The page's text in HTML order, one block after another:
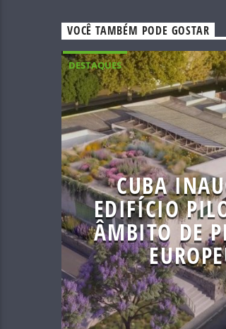
VOCÊ TAMBÉM PODE GOSTAR
DESTAQUES
CUBA
EDIFÍCIO
ÂMBITO DE